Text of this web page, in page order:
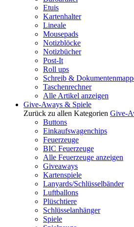
Etuis
Kartenhalter
Lineale
Mousepads
Notizblöcke
Notizbücher
Post-It
Roll ups
Schreib &
Taschenrechner
Alle Artikel anzeigen
Give-Aways & Spiele
Zurück zu allen Kategorien Give-
Buttons
Einkaufswagenchips
Feuerzeuge
BIC Feuerzeuge
Alle Feuerzeuge anzeigen
Giveaways
Kartenspiele
Lanyards/Schlüsselbänder
Luftballons
Plüschtiere
Schlüsselanhänger
Spiele